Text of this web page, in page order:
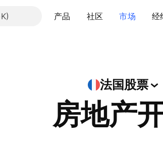
产品 社区 市场 经
法国股票
房地产